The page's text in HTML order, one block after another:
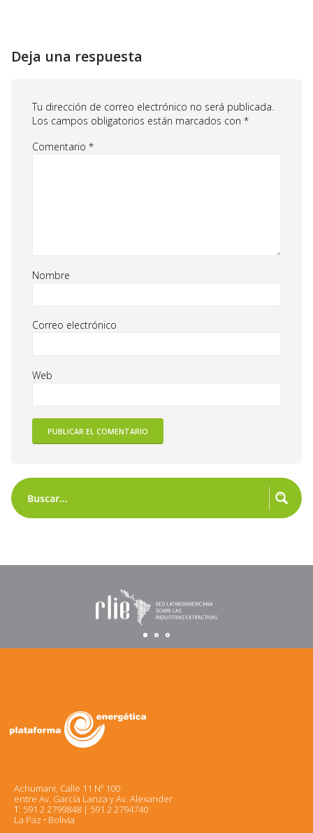
Deja una respuesta
Tu dirección de correo electrónico no será publicada.
Los campos obligatorios están marcados con *
Comentario *
Nombre
Correo electrónico
Web
Achumani, Calle 11 Nº 100
entre Av. García Lanza y Av. Alexander
T: 591 2 2799848 | 591 2 2794740
La Paz • Bolivia